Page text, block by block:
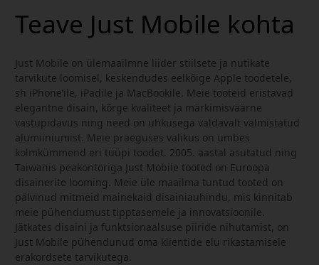
Teave Just Mobile kohta
Just Mobile on ülemaailmne liider stiilsete ja nutikate
tarvikute loomisel, keskendudes eelkõige Apple toodetele,
sh iPhone’ile, iPadile ja MacBookile. Meie tooteid eristavad
elegantne disain, kõrge kvaliteet ja märkimisväärne
vastupidavus ning need on uhkusega valdavalt valmistatud
alumiiniumist. Meie praeguses valikus on umbes
kolmkümmend eri tüüpi toodet. 2005. aastal asutatud ning
Taiwanis peakontoriga Just Mobile tooted on Euroopa
disainerite looming. Meie üle maailma tuntud tooted on
pälvinud mitmeid mainekaid disainiauhindu, mis kinnitab
meie pühendumust tipptasemele ja innovatsioonile.
Jätkates disaini ja funktsionaalsuse piiride nihutamist, on
Just Mobile pühendunud oma klientide elu rikastamisele
erakordsete tarvikutega.